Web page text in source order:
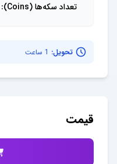
تعداد سکه‌ها (Coins)
:
تحویل: 1 ساعت
قیمت